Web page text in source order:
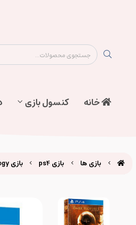
خانه کنسول بازی
بازی ها بازی ps4 بازی The Dark Pictures Anthology برای ps4